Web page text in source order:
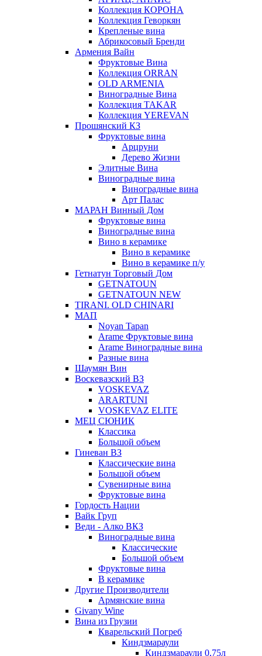
Коллекция КОРОНА
Коллекция Геворкян
Крепленые вина
Абрикосовый Бренди
Армения Вайн
Фруктовые Вина
Коллекция ORRAN
OLD ARMENIA
Виноградные Вина
Коллекция TAKAR
Коллекция YEREVAN
Прошянский КЗ
Фруктовые вина
Арцруни
Дерево Жизни
Элитные Вина
Виноградные вина
Виноградные вина
Арт Палас
МАРАН Винный Дом
Фруктовые вина
Виноградные вина
Вино в керамике
Вино в керамике
Вино в керамике п/у
Гетнатун Торговый Дом
GETNATOUN
GETNATOUN NEW
TIRANI. OLD CHINARI
МАП
Noyan Tapan
Arame Фруктовые вина
Arame Виноградные вина
Разные вина
Шаумян Вин
Воскевазский ВЗ
VOSKEVAZ
ARARTUNI
VOSKEVAZ ELITE
МЕЦ СЮНИК
Классика
Большой объем
Гиневан ВЗ
Классические вина
Большой объем
Сувенирные вина
Фруктовые вина
Гордость Нации
Вайк Груп
Веди - Алко ВКЗ
Виноградные вина
Классические
Большой объем
Фруктовые вина
В керамике
Другие Производители
Армянские вина
Givany Wine
Вина из Грузии
Кварельский Погреб
Киндзмараули
Киндзмараули 0,75л